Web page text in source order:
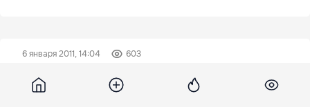
6 января 2011, 14:04 603
Кишиневский городской